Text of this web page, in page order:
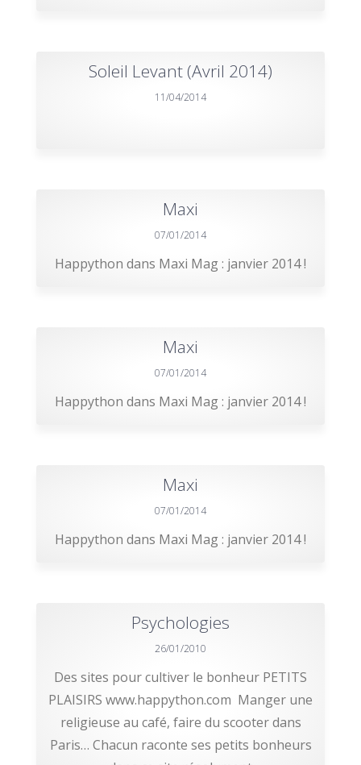
Soleil Levant (Avril 2014)
11/04/2014
Maxi
07/01/2014
Happython dans Maxi Mag : janvier 2014 !
Maxi
07/01/2014
Happython dans Maxi Mag : janvier 2014 !
Maxi
07/01/2014
Happython dans Maxi Mag : janvier 2014 !
Psychologies
26/01/2010
Des sites pour cultiver le bonheur PETITS
PLAISIRS www.happython.com Manger une
religieuse au café, faire du scooter dans
Paris… Chacun raconte ses petits bonheurs